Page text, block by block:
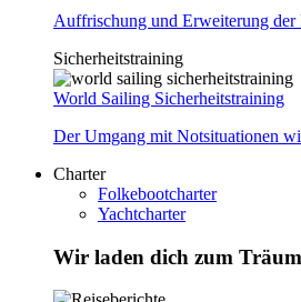
Auffrischung und Erweiterung der
Sicherheitstraining
World Sailing Sicherheitstraining
Der Umgang mit Notsituationen
Charter
Folkebootcharter
Yachtcharter
Wir laden dich zum